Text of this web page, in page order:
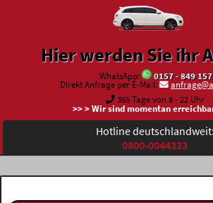
Hier werden Sie ihr
WhatsApp:
0157 - 849
Direkt Anfrage per E-Mail:
365 Tage von 8 - 22 Uhr
>> > Wir sind momentan
Hotline deutschlandweit:
0800-0044333